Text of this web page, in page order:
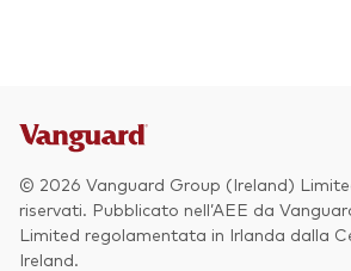
© 2026 Vanguard Group (Ireland)
riservati. Pubblicato nell’AEE da
Limited regolamentata in Irlanda dalla
Ireland.